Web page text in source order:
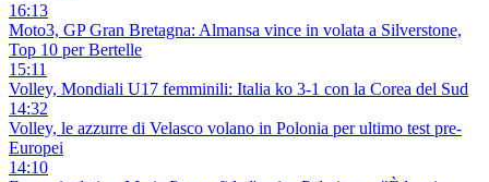
16:13
Moto3, GP Gran Bretagna: Almansa vince in volata a Silverstone,
Top 10 per Bertelle
15:11
Volley, Mondiali U17 femminili: Italia ko 3-1 con la Corea del Sud
14:32
Volley, le azzurre di Velasco volano in Polonia per ultimo test pre-
Europei
14:10